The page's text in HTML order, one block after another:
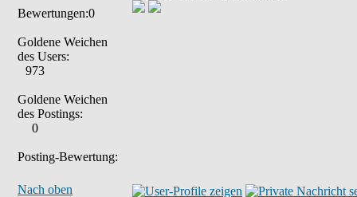
Bewertungen:0
Goldene Weichen
des Users:
973
Goldene Weichen
des Postings:
0
Posting-Bewertung:
Nach oben